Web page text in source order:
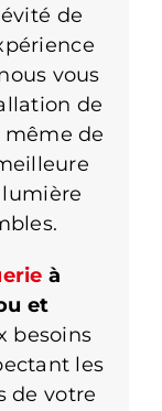
de
vous
de
de
à
et
besoins
les
de votre